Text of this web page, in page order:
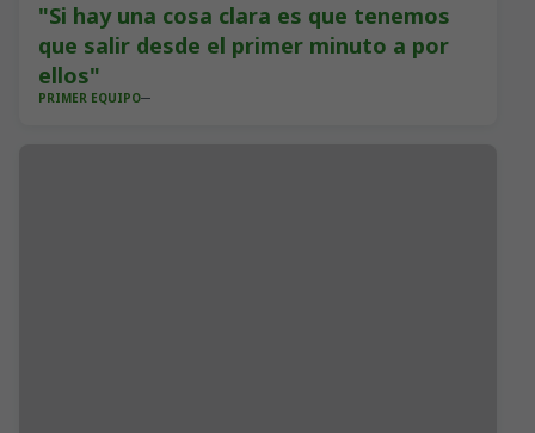
"Si hay una cosa clara es que tenemos
que salir desde el primer minuto a por
ellos"
PRIMER EQUIPO